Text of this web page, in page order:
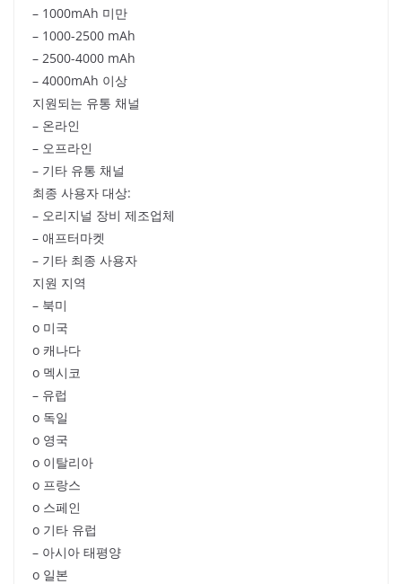
– 1000mAh 미만
– 1000-2500 mAh
– 2500-4000 mAh
– 4000mAh 이상
지원되는 유통 채널
– 온라인
– 오프라인
– 기타 유통 채널
최종 사용자 대상:
– 오리지널 장비 제조업체
– 애프터마켓
– 기타 최종 사용자
지원 지역
– 북미
o 미국
o 캐나다
o 멕시코
– 유럽
o 독일
o 영국
o 이탈리아
o 프랑스
o 스페인
o 기타 유럽
– 아시아 태평양
o 일본